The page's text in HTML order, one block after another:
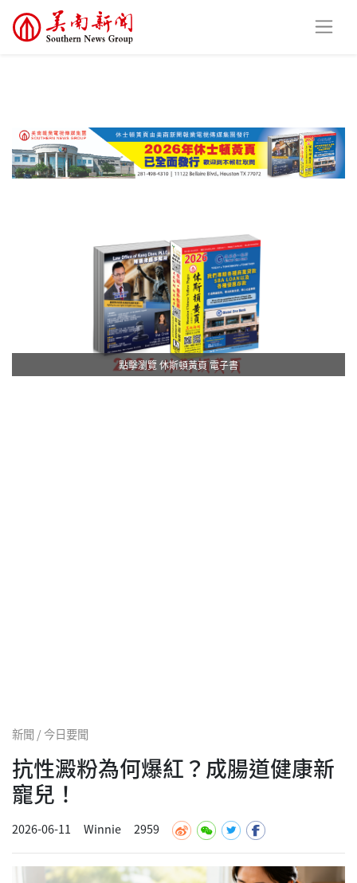
點擊瀏覽 休斯頓黃頁 電子書
新聞 / 今日要聞
抗性澱粉為何爆紅？成腸道健康新
寵兒！
2026-06-11 Winnie 2959